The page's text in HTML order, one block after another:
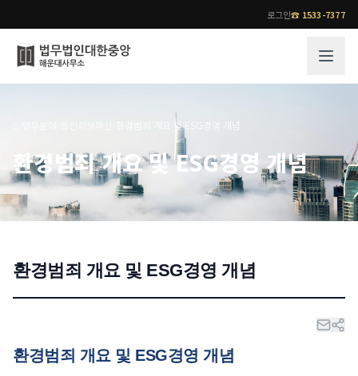
로그인☎ 1533-7377
법무법인 대한중앙의 강점
오시는 길
성공사례
기업 인사이트
사례분석/최신동향
고객후기
업무분야 전문 변호사
소식/자료
환경범죄 개요 및 ESG경영 개념
환경범죄 개요 및 ESG경영 개념
환경범죄 개요 및 ESG경영 개념
환경범죄 개요 및 ESG경영 개념